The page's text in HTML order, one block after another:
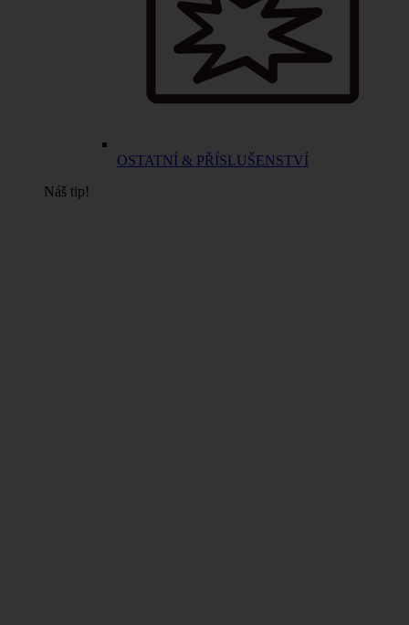
OSTATNÍ & PŘÍSLUŠENSTVÍ
Náš tip!